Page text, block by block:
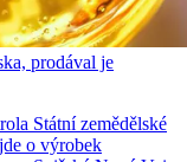
prodával je
Státní zemědělské
o výrobek